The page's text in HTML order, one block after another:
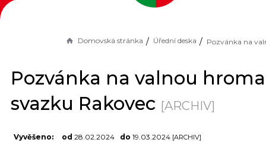
Domovská stránka Úřední deska
Pozvánka na valnou
svazku Rakovec [ARCHIV]
Vyvěšeno: od 28.02.2024 do 19.03.2024 [ARCHIV]